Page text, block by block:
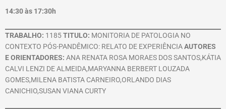
14:30 às 17:30h
TRABALHO: 1185TITULO: MONITORIA DE PATOLOGIA NO
CONTEXTO PÓS-PANDÊMICO: RELATO DE EXPERIÊNCIAAUTORES
E ORIENTADORES: ANA RENATA ROSA MORAES DOS SANTOS,KÁTIA
CALVI LENZI DE ALMEIDA,MARYANNA BERBERT LOUZADA
GOMES,MILENA BATISTA CARNEIRO,ORLANDO DIAS
CANICHIO,SUSAN VIANA CURTY